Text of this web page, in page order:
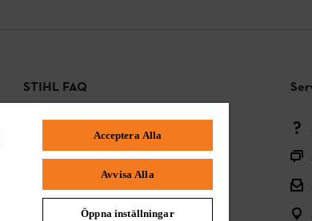
STIHL FAQ
Frakt och leverans
Reklamationer och garanti
Acceptera Alla
Avvisa Alla
Öppna inställningar